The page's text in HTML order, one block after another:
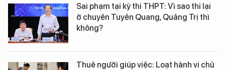
Sai phạm tại kỳ thi THPT: Vì sao thi lại
ở chuyên Tuyên Quang, Quảng Trị thì
không?
Thuê người giúp việc: Loạt hành vi chủ